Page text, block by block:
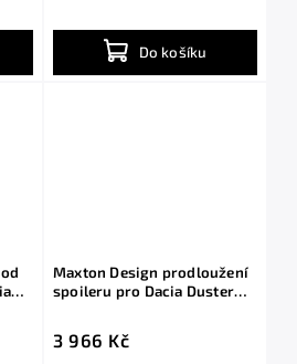
Do košíku
Maxton Design prodloužení
spoileru pro Dacia Duster
3 966 Kč